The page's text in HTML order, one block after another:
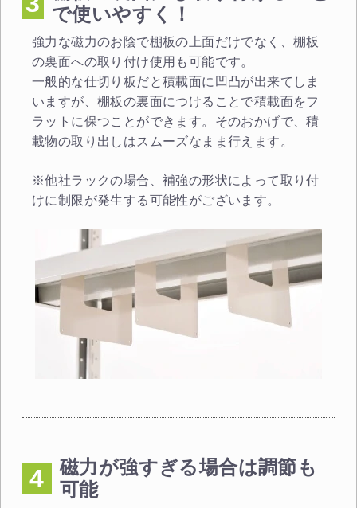
で使いやすく！
強力な磁力のお陰で棚板の上面だけでなく、棚板
の裏面への取り付け使用も可能です。
一般的な仕切り板だと積載面に凹凸が出来てしま
いますが、棚板の裏面につけることで積載面をフ
ラットに保つことができます。そのおかげで、積
載物の取り出しはスムーズなまま行えます。
※他社ラックの場合、補強の形状によって取り付
けに制限が発生する可能性がございます。
4
磁力が強すぎる場合は調節も
可能